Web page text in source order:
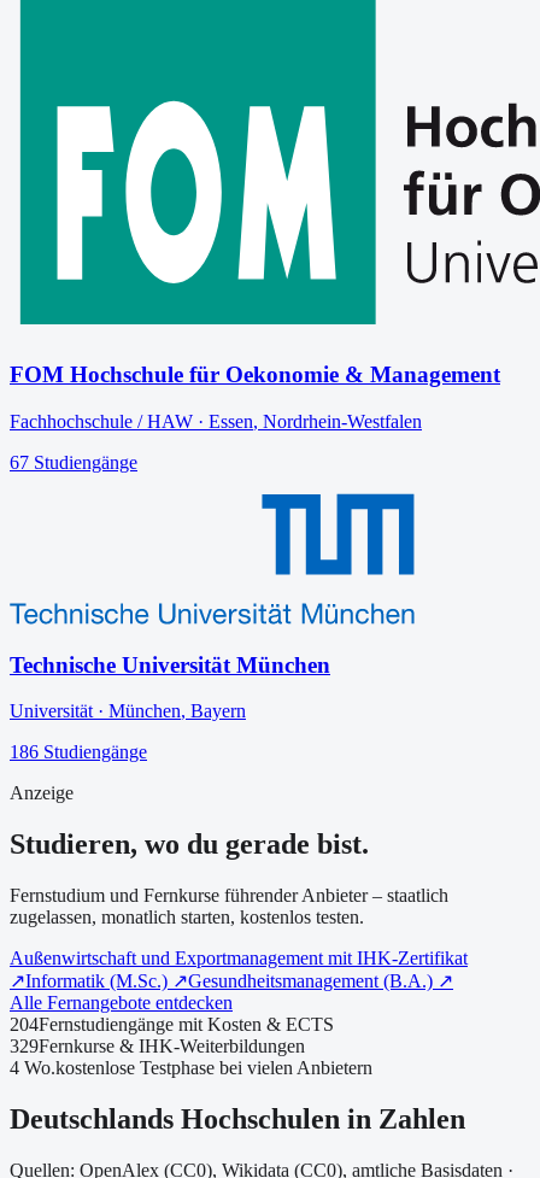
FOM Hochschule für Oekonomie & Management
Fachhochschule / HAW · Essen, Nordrhein-Westfalen
67 Studiengänge
Technische Universität München
Universität· München, Bayern
186 Studiengänge
Anzeige
Studieren, wo du gerade bist.
Fernstudium und Fernkurse führender Anbieter – staatlich
zugelassen, monatlich starten, kostenlos testen.
Außenwirtschaft und Exportmanagement mit IHK-Zertifikat
↗Informatik (M.Sc.) ↗Gesundheitsmanagement (B.A.) ↗
Alle Fernangebote entdecken
204Fernstudiengänge mit Kosten & ECTS
329Fernkurse & IHK-Weiterbildungen
4 Wo.kostenlose Testphase bei vielen Anbietern
Deutschlands Hochschulen in Zahlen
Quellen: OpenAlex (CC0), Wikidata (CC0), amtliche Basisdaten ·